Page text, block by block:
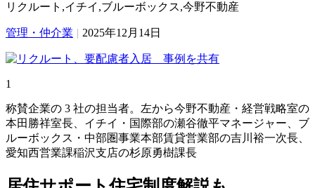
リクルート,イチイ,ブルーボックス,今野不動産
管理・仲介業 | 2025年12月14日
1
称賛企業の 3 社の担当者。左から今野不動産・経営戦略室の
本田勝祥室長、イチイ・国際部の瀬谷徹平マネージャー、ブ
ルーボックス・中部圏事業本部賃貸営業部の吉川裕一次長、
愛知西営業課稲沢支店の杉原勇樹課長